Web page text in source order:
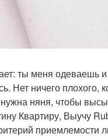
ты меня одеваешь
Нет ничего плохого,
няня, чтобы
Квартиру, Выучу
приемлемости